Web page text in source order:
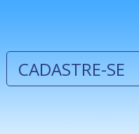
CADASTRE-SE